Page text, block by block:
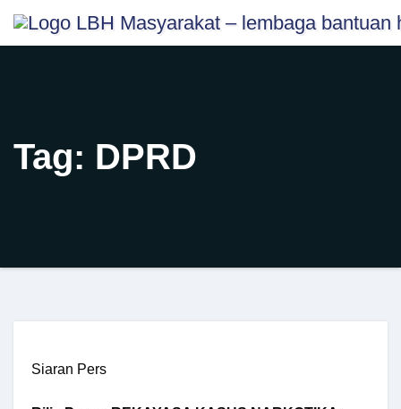
content
Skip
Tag: DPRD
Siaran Pers